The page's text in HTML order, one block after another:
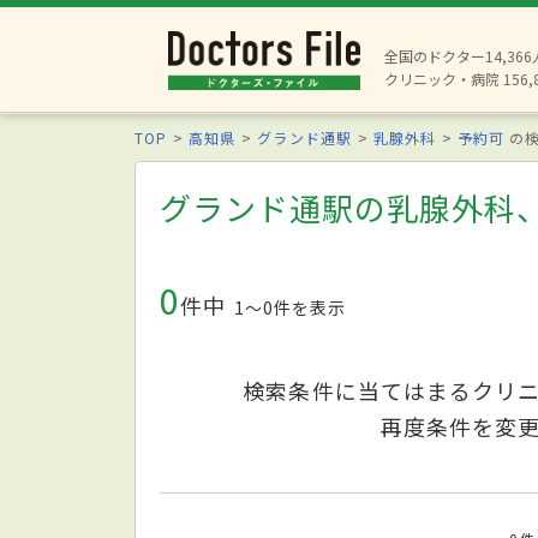
全国のドクター14,366
クリニック・病院
TOP 高知県 グランド通駅 乳腺外科 予約可 の
グランド通駅の乳腺外科
0件中 1〜0件を表示
検索条件に当てはまるクリ
再度条件を変